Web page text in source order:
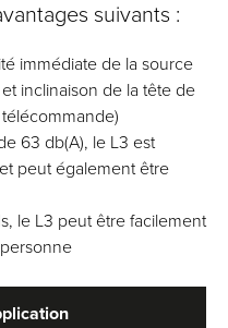
suivants :
immédiate de la source
inclinaison de la tête de
63 db(A), le L3 est
peut également être
le L3 peut être facilement